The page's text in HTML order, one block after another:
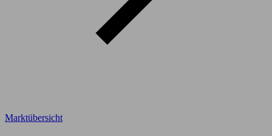
Marktübersicht